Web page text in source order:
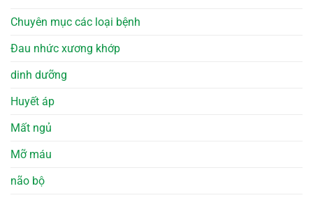
Chuyên mục các loại bệnh
Đau nhức xương khớp
dinh dưỡng
Huyết áp
Mất ngủ
Mỡ máu
não bộ